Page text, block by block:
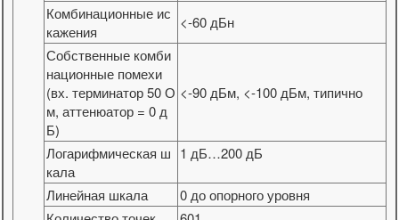
Комбинационные ис
кажения
<-60 дБн
Собственные комби
национные помехи
(вх. терминатор 50 О
м, аттенюатор = 0 д
Б)
<-90 дБм, <-100 дБм, типично
Логарифмическая ш
кала
1 дБ…200 дБ
Линейная шкала
0 до опорного уровня